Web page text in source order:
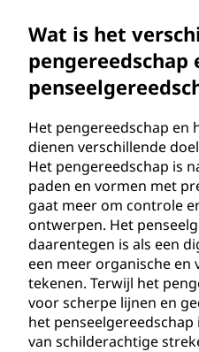
Wat is het
pengereedschap
Het pengereedschap en
dienen verschillende
Het pengereedschap is
paden en vormen met
gaat meer om controle
ontwerpen. Het
daarentegen is als een
een meer organische en
tekenen. Terwijl het
voor scherpe lijnen en
het
van schilderachtige